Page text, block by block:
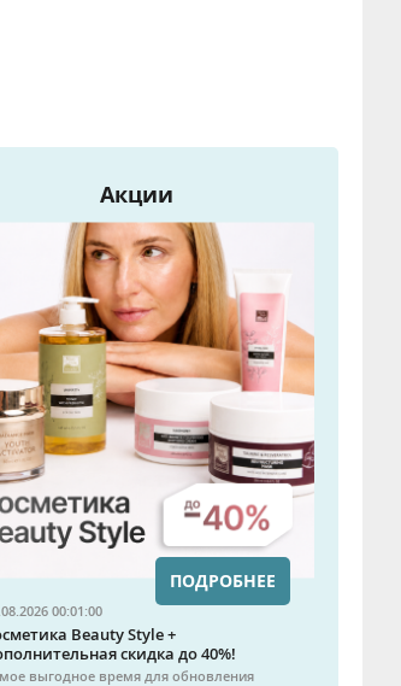
Акции
00:01:00
Beauty Style +
скидка до 40%!
выгодное время для обновления
ПОДРОБНЕЕ